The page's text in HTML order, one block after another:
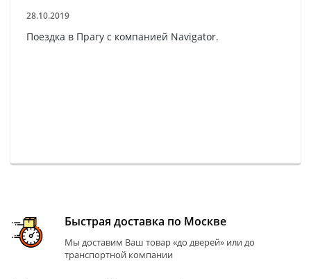
28.10.2019
Поездка в Прагу с компанией Navigator.
Быстрая доставка по Москве
Мы доставим Ваш товар «до дверей» или до
транспортной компании